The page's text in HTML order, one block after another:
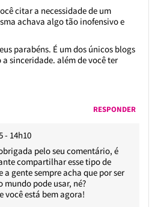
citar a necessidade de um
achava algo tão inofensivo e
parabéns. É um dos únicos blogs
sinceridade. além de você ter
RESPONDER
- 14h10
pelo seu comentário, é
compartilhar esse tipo de
a gente sempre acha que por ser
mundo pode usar, né?
você está bem agora!